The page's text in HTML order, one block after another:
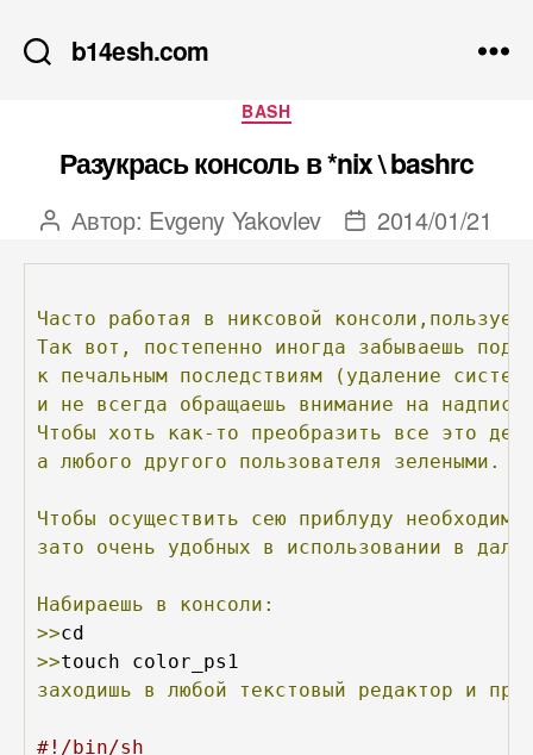
b14esh.com
Рубрики
BASH
Разукрась консоль в *nix \ bashrc
Автор
записи
Автор: Evgeny Yakovlev
Дата
записи
2014/01/21
Часто работая в никсовой
Так
вот, постепенно иногда забываешь под
к
печальным последствиям (удаление
и
не всегда обращаешь внимание на
надпись
Чтобы
хоть как-то преобразить все это
а
любого другого пользователя зелеными.
Чтобы осуществить сею приблуду
необходимо
зато
очень удобных в использовании в
Набираешь в
консоли:
>>
>>
заходишь
в любой текстовый редактор и
#!/bin/sh